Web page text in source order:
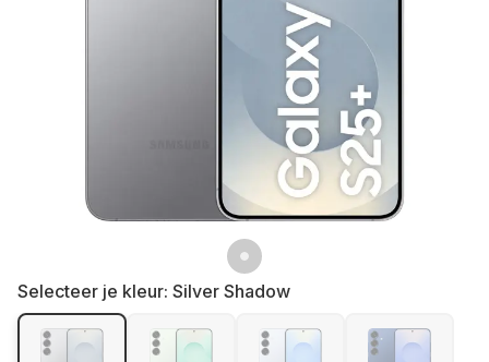
Selecteer je kleur: Silver Shadow